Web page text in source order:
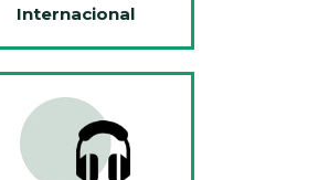
Internacional